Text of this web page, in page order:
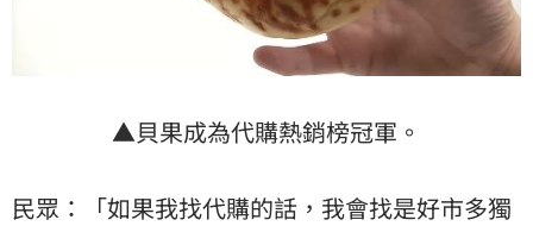
▲貝果成為代購熱銷榜冠軍。
民眾：「如果我找代購的話，我會找是好市多獨